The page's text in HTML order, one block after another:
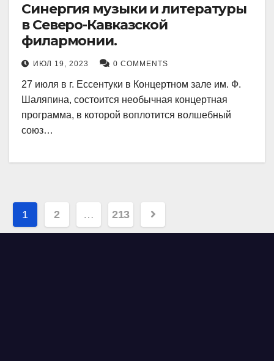
Синергия музыки и литературы
в Северо-Кавказской
филармонии.
ИЮЛ 19, 2023 0 COMMENTS
27 июля в г. Ессентуки в Концертном зале им. Ф.
Шаляпина, состоится необычная концертная
программа, в которой воплотится волшебный
союз…
Навигация
по
1 2 … 213